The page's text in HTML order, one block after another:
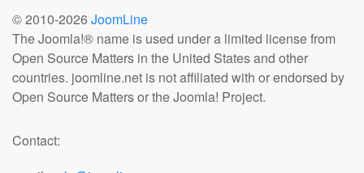
© 2010-2026 JoomLine
The Joomla!® name is used under a limited license from
Open Source Matters in the United States and other
countries. joomline.net is not affiliated with or endorsed by
Open Source Matters or the Joomla! Project.
Contact: